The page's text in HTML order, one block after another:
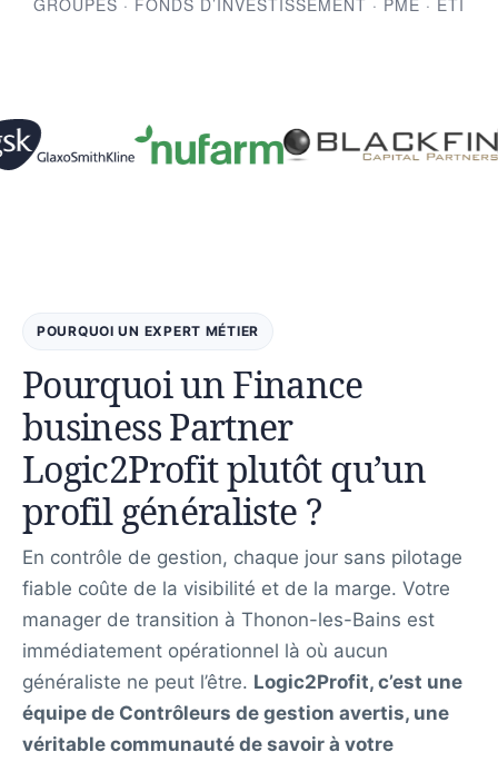
POURQUOI UN EXPERT MÉTIER
Pourquoi un Finance
business Partner
Logic2Profit plutôt qu’un
profil généraliste ?
En contrôle de gestion, chaque jour sans pilotage
fiable coûte de la visibilité et de la marge. Votre
manager de transition à Thonon-les-Bains est
immédiatement opérationnel là où aucun
généraliste ne peut l’être. Logic2Profit, c’est une
équipe de Contrôleurs de gestion avertis, une
véritable communauté de savoir à votre